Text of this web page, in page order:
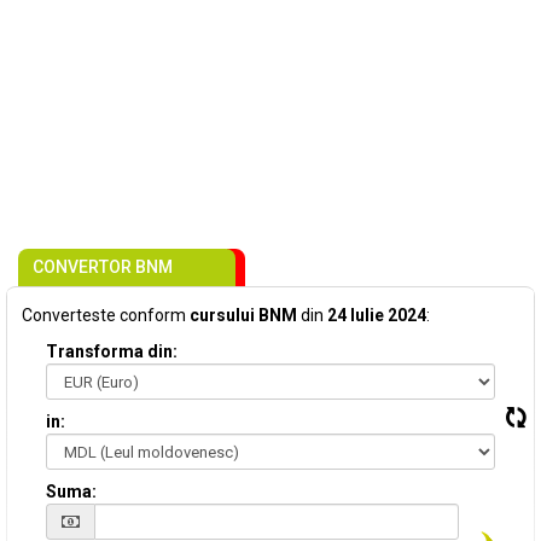
CONVERTOR BNM
Converteste conform cursului BNM din 24 Iulie 2024:
Transforma din:
in:
Suma: